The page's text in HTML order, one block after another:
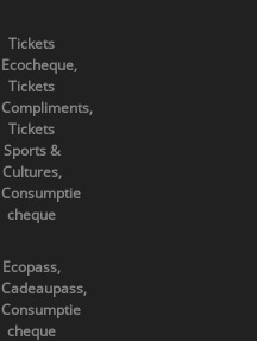
Tickets
Ecocheque,
Tickets
Compliments,
Tickets
Sports &
Cultures,
Consumptie
cheque
Ecopass,
Cadeaupass,
Consumptie
cheque